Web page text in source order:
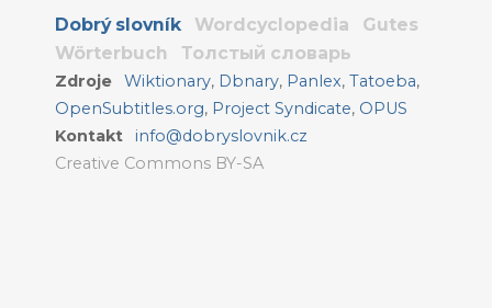
Dobrý slovník Wordcyclopedia
Gutes
Wörterbuch
Толстый словарь
Zdroje Wiktionary, Dbnary, Panlex,Tatoeba,
OpenSubtitles.org, Project Syndicate, OPUS
Kontakt
info@dobryslovnik.cz
Creative Commons BY-SA